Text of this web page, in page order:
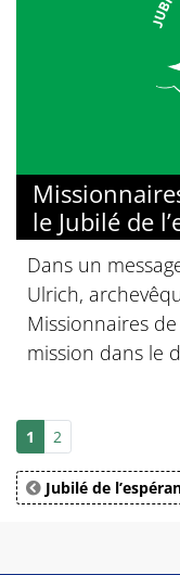
le Jubilé de
Dans un
Ulrich,
Missionnaires
mission dans le
1 2
Jubilé de